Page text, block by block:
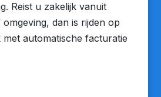
Reist u zakelijk vanuit
dan is rijden op
met automatische facturatie